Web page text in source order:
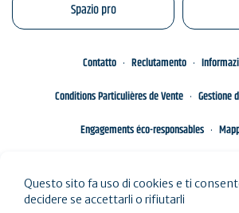
Spazio pro
Contatto Reclutamento
Conditions Particulières de Vente
Gestione
Engagements éco-responsables
Questo sito fa uso di cookies e ti
decidere se accettarli o rifiutarli